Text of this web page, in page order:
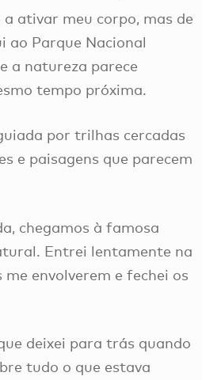
ativar meu corpo, mas de
ao Parque Nacional
a natureza parece
tempo próxima.
por trilhas cercadas
e paisagens que parecem
chegamos à famosa
Entrei lentamente na
me envolverem e fechei os
deixei para trás quando
tudo o que estava